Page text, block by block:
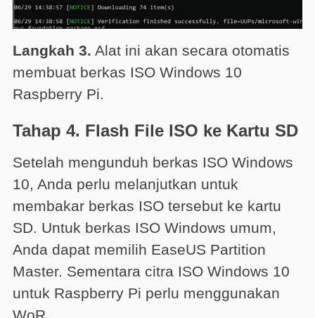
Langkah 3. Alat ini akan secara otomatis
membuat berkas ISO Windows 10
Raspberry Pi.
Tahap 4. Flash File ISO ke Kartu SD
Setelah mengunduh berkas ISO Windows
10, Anda perlu melanjutkan untuk
membakar berkas ISO tersebut ke kartu
SD. Untuk berkas ISO Windows umum,
Anda dapat memilih EaseUS Partition
Master. Sementara citra ISO Windows 10
untuk Raspberry Pi perlu menggunakan
WoR.